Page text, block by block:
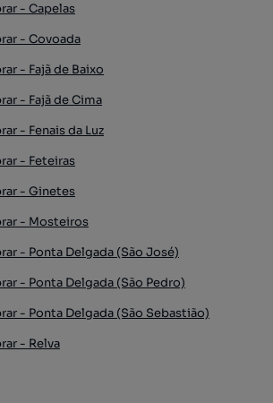
- Capelas
- Covoada
- Fajã de Baixo
- Fajã de Cima
- Fenais da Luz
- Feteiras
- Ginetes
- Mosteiros
- Ponta Delgada (São José)
- Ponta Delgada (São Pedro)
- Ponta Delgada (São Sebastião)
- Relva